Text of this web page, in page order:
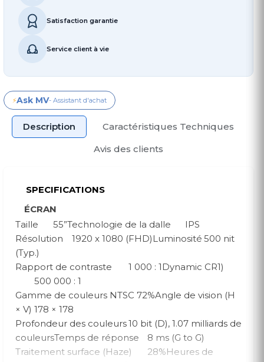
Satisfaction garantie
Service client à vie
⚡Ask MV- Assistant d'achat
Description
Caractéristiques Techniques
Avis des clients
SPECIFICATIONS
ÉCRAN
Taille
55”Technologie de la dalle
IPS
Résolution
1920 x 1080 (FHD)Luminosité 500 nit
(Typ.)
Rapport de contraste
1 000 : 1Dynamic CR1)
500 000 : 1
Gamme de couleurs NTSC 72%Angle de vision (H
× V) 178 × 178
Profondeur des couleurs10 bit (D), 1.07 milliards de
couleursTemps de réponse
8 ms (G to G)
Traitement surface (Haze)
28%Heures de